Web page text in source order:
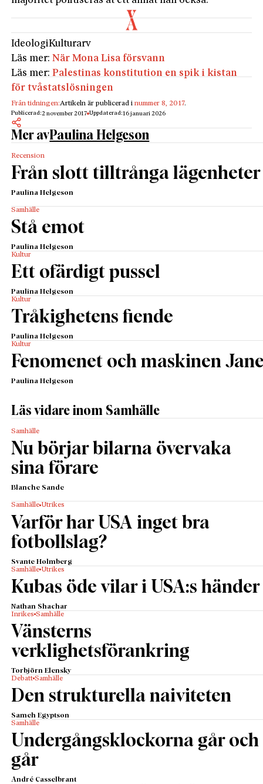
IdeologiKulturarv
Läs mer:När Mona Lisa försvann
Läs mer:Palestinas konstitution en spik i kistan
för tvåstatslösningen
Från tidningen:Artikeln är publicerad inummer 8, 2017.
Publicerad:2 november 2017 Uppdaterad:16 januari 2026
Mer avPaulina Helgeson
Recension
Från slott tilltrånga lägenheter
Paulina Helgeson
Samhälle
Stå emot
Paulina Helgeson
Kultur
Ett ofärdigt pussel
Paulina Helgeson
Kultur
Tråkighetens fiende
Paulina Helgeson
Kultur
Fenomenet och maskinen
Paulina Helgeson
Läs vidare inom Samhälle
Samhälle
Nu börjar bilarna övervaka
sina förare
Blanche Sande
Samhälle Utrikes
Varför har USA inget bra
fotbollslag?
Svante Holmberg
Samhälle Utrikes
Kubas öde vilar i USA:s händer
Nathan Shachar
Inrikes Samhälle
Vänsterns
verklighetsförankring
Torbjörn Elensky
Debatt Samhälle
Den strukturella naiviteten
Sameh Egyptson
Samhälle
Undergångsklockorna går och
går
André Casselbrant